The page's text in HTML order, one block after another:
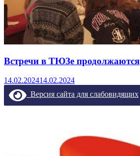
Встречи в ТЮЗе продолжаются
14.02.202414.02.2024
Версия сайта для слабовидящих